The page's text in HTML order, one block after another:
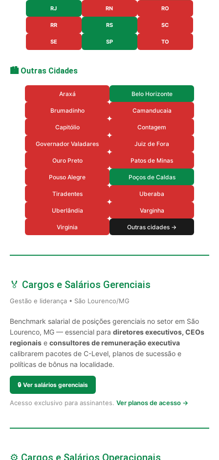
RJ RN RO
RR RS SC
SE SP TO
🏙️ Outras Cidades
Araxá Belo Horizonte
Brumadinho Camanducaia
Capitólio Contagem
Governador Valadares Juiz de Fora
Ouro Preto Patos de Minas
Pouso Alegre Poços de Caldas
Tiradentes Uberaba
Uberlândia Varginha
Virginia Outras cidades →
🏅 Cargos e Salários Gerenciais
Gestão e liderança • São Lourenco/MG
Benchmark salarial de posições gerenciais no setor em São
Lourenco, MG — essencial para diretores executivos, CEOs
regionais e consultores de remuneração executiva
calibrarem pacotes de C-Level, planos de sucessão e
políticas de bônus na localidade.
🔒 Ver salários gerenciais
Acesso exclusivo para assinantes. Ver planos de acesso →
⚙️ Cargos e Salários Operacionais